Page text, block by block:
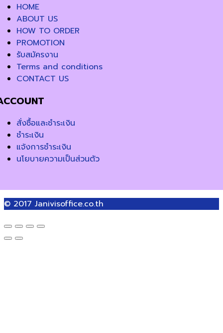
HOME
ABOUT US
HOW TO ORDER
PROMOTION
รับสมัครงาน
Terms and conditions
CONTACT US
สั่งซื้อและชำระเงิน
ชำระเงิน
แจ้งการชำระเงิน
นโยบายความเป็นส่วนตัว
© 2017 Janivisoffice.co.th